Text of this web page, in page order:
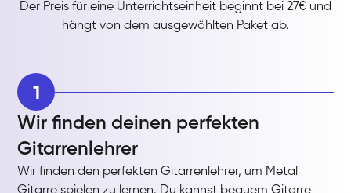
Der Preis für eine Unterrichtseinheit beginnt bei 27€ und
hängt von dem ausgewählten Paket ab.
1
Wir finden deinen perfekten
Gitarrenlehrer
Wir finden den perfekten Gitarrenlehrer, um Metal